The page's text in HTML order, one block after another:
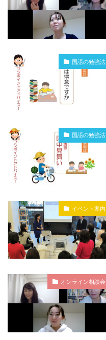
国語の勉強法
国語の勉強法
イベント案内
オンライン相談会